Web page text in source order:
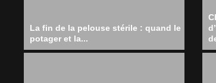
La fin de la pelouse stérile : quand le
potager et la...